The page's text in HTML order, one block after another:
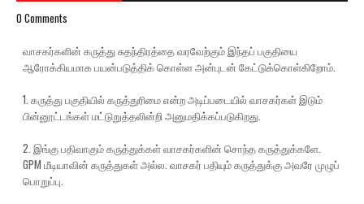
0 Comments
வாசகர்களின் கருத்து சுதந்திரத்தை வரவேற்கும் இந்தப் பகுதியை
ஆரோக்கியமாக பயன்படுத்திக் கொள்ள அன்புடன் கேட்டுக்கொள்கிறோம்.
1. கருத்து பகுதியில் கருத்துரிமை என்ற அடிப்படையில் வாசகர்கள் இடும்
பின்னூட்டங்கள் மட்டுறுத்தலின்றி அனுமதிக்கப்படுகிறது.
2. இங்கு பதிவாகும் கருத்துக்கள் வாசகர்களின் சொந்த கருத்துக்களே.
GPM மீடியாவின் கருத்துகள் அல்ல. வாசகர் பதியும் கருத்துக்கு அவரே முழுப்
பொறுப்பு.